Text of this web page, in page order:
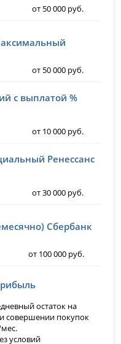
от 50 000 руб.
от 50 000 руб.
с выплатой %
от 10 000 руб.
Ренессанс
от 30 000 руб.
Сбербанк
от 100 000 руб.
остаток на
совершении покупок
условий